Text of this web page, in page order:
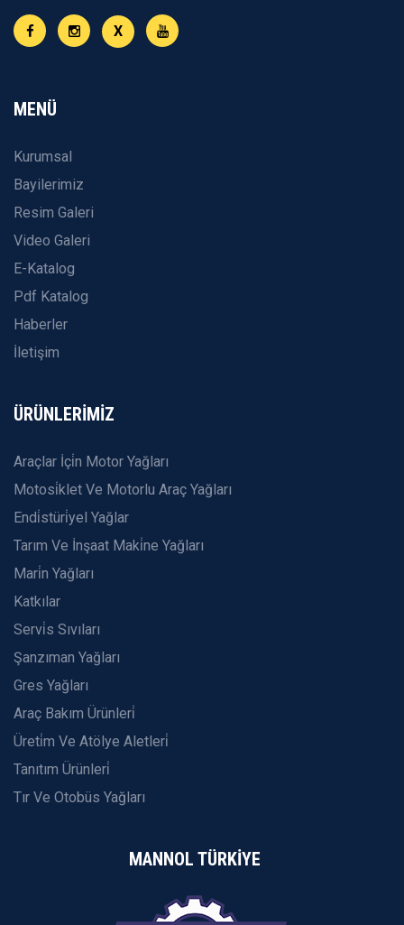
X
MENÜ
Kurumsal
Bayilerimiz
Resim Galeri
Video Galeri
E-Katalog
Pdf Katalog
Haberler
İletişim
ÜRÜNLERİMİZ
Araçlar İçi̇n Motor Yağları
Motosi̇klet Ve Motorlu Araç Yağları
Endi̇stüri̇yel Yağlar
Tarım Ve İnşaat Maki̇ne Yağları
Mari̇n Yağları
Katkılar
Servi̇s Sıvıları
Şanzıman Yağları
Gres Yağları
Araç Bakım Ürünleri̇
Üreti̇m Ve Atölye Aletleri̇
Tanıtım Ürünleri̇
Tır Ve Otobüs Yağları
MANNOL TÜRKİYE